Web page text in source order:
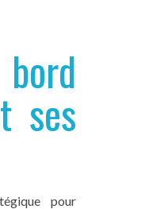
ses
pour